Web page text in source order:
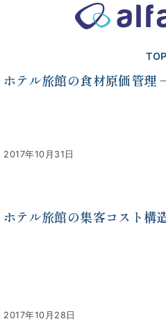
TOP
・観光業の事業計画、新規事業、
ホテル旅館の食材原価管理
2017年10月31日
ホテル旅館の集客コスト
2017年10月28日